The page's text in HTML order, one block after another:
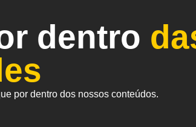
dentro
por dentro dos nossos conteúdos.